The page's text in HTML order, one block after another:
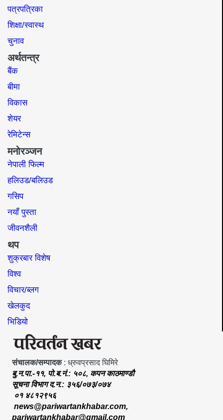
पत्रपत्रिका
शिक्षा/स्वास्थ
चुनाव
अर्थतन्त्र
बैंक
बीमा
विकास
शेयर
रेमिटेन्स
मनोरञ्जन
नेपाली फिल्म
हलिउड/बलिउड
गसिप
नयाँ पुस्ता
जीवनशैली
थप
शुक्रबार विशेष
विश्व
विचार/ब्लग
खेलकुद
भिडियो
संचालक/सम्पादक: ध्रुवप्रसाद घिमिरे
बु.न.पा.-११, पो.ब.नं.: ५०८, कपन काठमाण्डौ
सूचना विभाग द.न.: ३५६/०७३/०७४
०१ ४८१२९५६
news@pariwartankhabar.com,
pariwartankhabar@gmail.com